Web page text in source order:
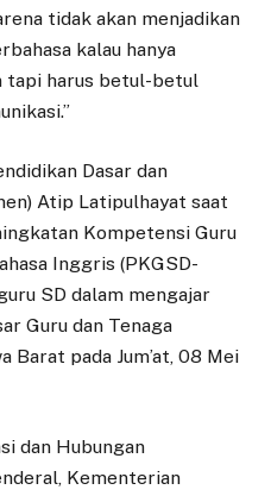
tidak akan menjadikan
kalau hanya
tapi harus betul-betul
Dasar dan
Atip Latipulhayat saat
Kompetensi Guru
Inggris (PKGSD-
SD dalam mengajar
Guru dan Tenaga
Barat pada Jum’at, 08 Mei
dan Hubungan
Kementerian